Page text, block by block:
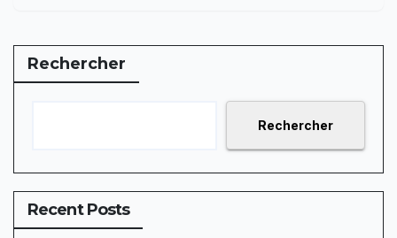
Rechercher
Rechercher
Recent Posts